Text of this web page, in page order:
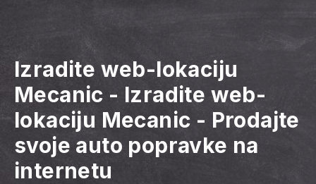
Izradite web-lokaciju
Mecanic - Izradite web-
lokaciju Mecanic - Prodajte
svoje auto popravke na
internetu